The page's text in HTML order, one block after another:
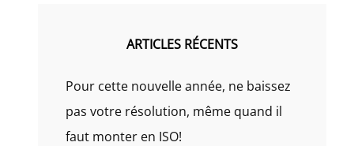
ARTICLES RÉCENTS
Pour cette nouvelle année, ne baissez
pas votre résolution, même quand il
faut monter en ISO!